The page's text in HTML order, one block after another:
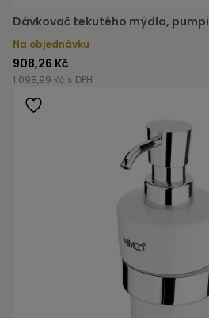
Dávkovač tekutého mýdla,
Na objednávku
908,26 Kč
1 098,99 Kč s DPH